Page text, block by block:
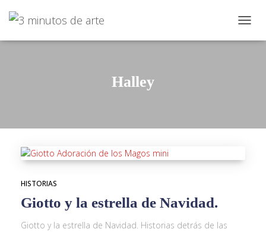
Halley
HISTORIAS
Giotto y la estrella de Navidad.
Giotto y la estrella de Navidad. Historias detrás de las